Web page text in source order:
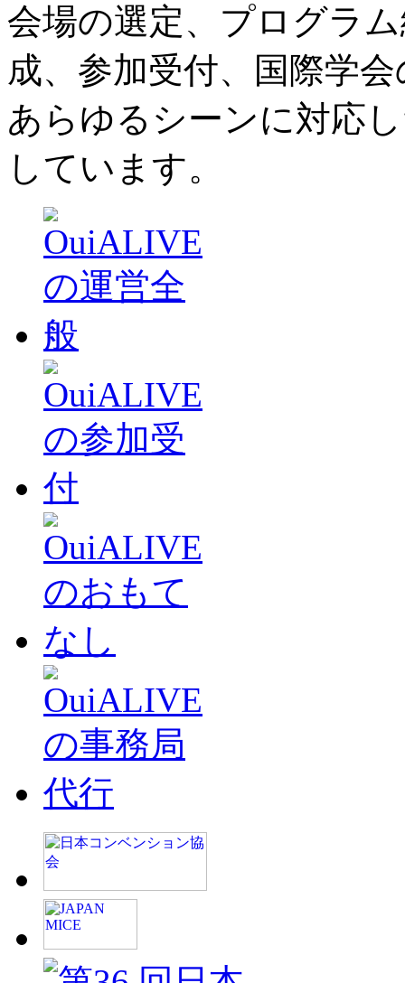
会場の選定、プログラ
成、参加受付、国際学
あらゆるシーンに対応
しています。